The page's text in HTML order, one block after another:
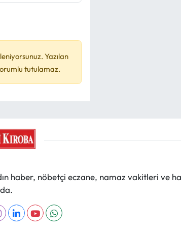
Yazılan
tutulamaz.
haber, nöbetçi eczane, namaz vakitleri ve